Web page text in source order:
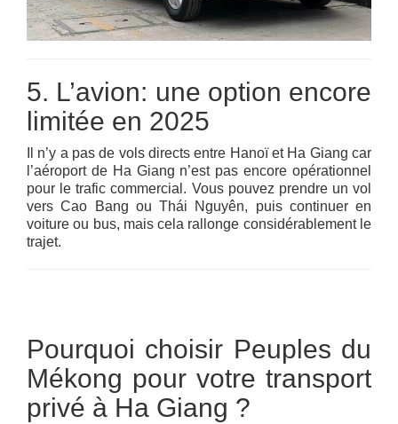
5. L’avion: une option encore
limitée en 2025
Il n’y a pas de vols directs entre Hanoï et Ha Giang car
l’aéroport de Ha Giang n’est pas encore opérationnel
pour le trafic commercial. Vous pouvez prendre un vol
vers Cao Bang ou Thái Nguyên, puis continuer en
voiture ou bus, mais cela rallonge considérablement le
trajet.
Pourquoi choisir Peuples du
Mékong pour votre transport
privé à Ha Giang ?